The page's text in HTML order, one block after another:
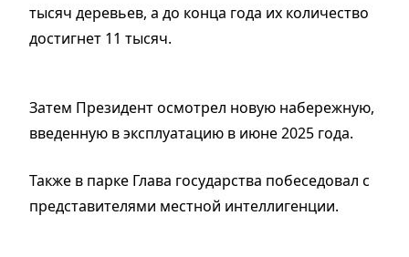
тысяч деревьев, а до конца года их количество
достигнет 11 тысяч.
Затем Президент осмотрел новую набережную,
введенную в эксплуатацию в июне 2025 года.
Также в парке Глава государства побеседовал с
представителями местной интеллигенции.